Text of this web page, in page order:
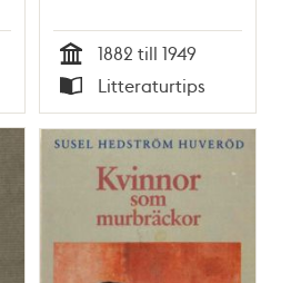
Tid
1882 till 1949
Typ
Litteraturtips